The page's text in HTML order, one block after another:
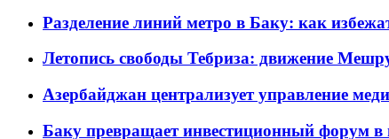
Разделение линий метро в Баку: как
Летопись свободы Тебриза: движение
Азербайджан централизует управление
Баку превращает инвестиционный форум в